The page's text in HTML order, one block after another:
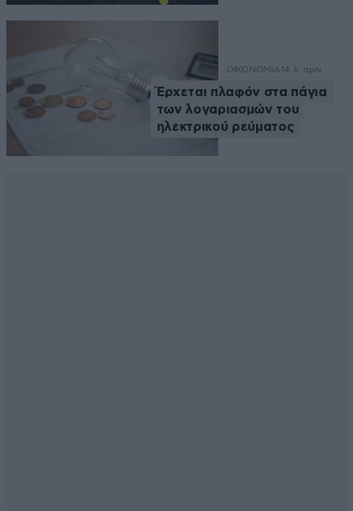
ΟΙΚΟΝΟΜΙΑ 14 λ. πριν
Έρχεται πλαφόν στα πάγια
των λογαριασμών του
ηλεκτρικού ρεύματος